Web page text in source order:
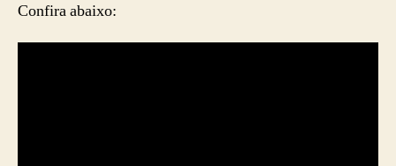
Confira abaixo: